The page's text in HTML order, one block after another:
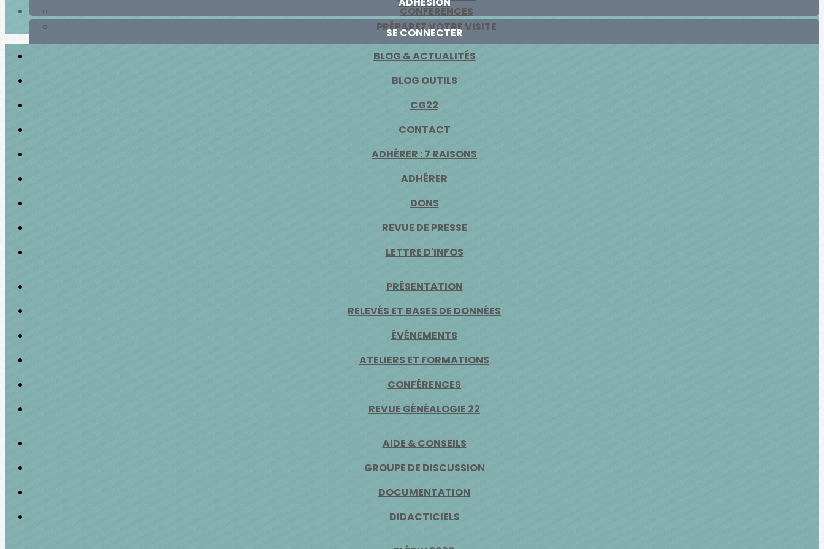
CONFÉRENCES
PRÉPAREZ VOTRE VISITE
SE CONNECTER
BLOG & ACTUALITÉS
BLOG OUTILS
CG22
CONTACT
ADHÉRER : 7 RAISONS
ADHÉRER
DONS
REVUE DE PRESSE
LETTRE D'INFOS
PRÉSENTATION
RELEVÉS ET BASES DE DONNÉES
ÉVÉNEMENTS
ATELIERS ET FORMATIONS
CONFÉRENCES
REVUE GÉNÉALOGIE 22
AIDE & CONSEILS
GROUPE DE DISCUSSION
DOCUMENTATION
DIDACTICIELS